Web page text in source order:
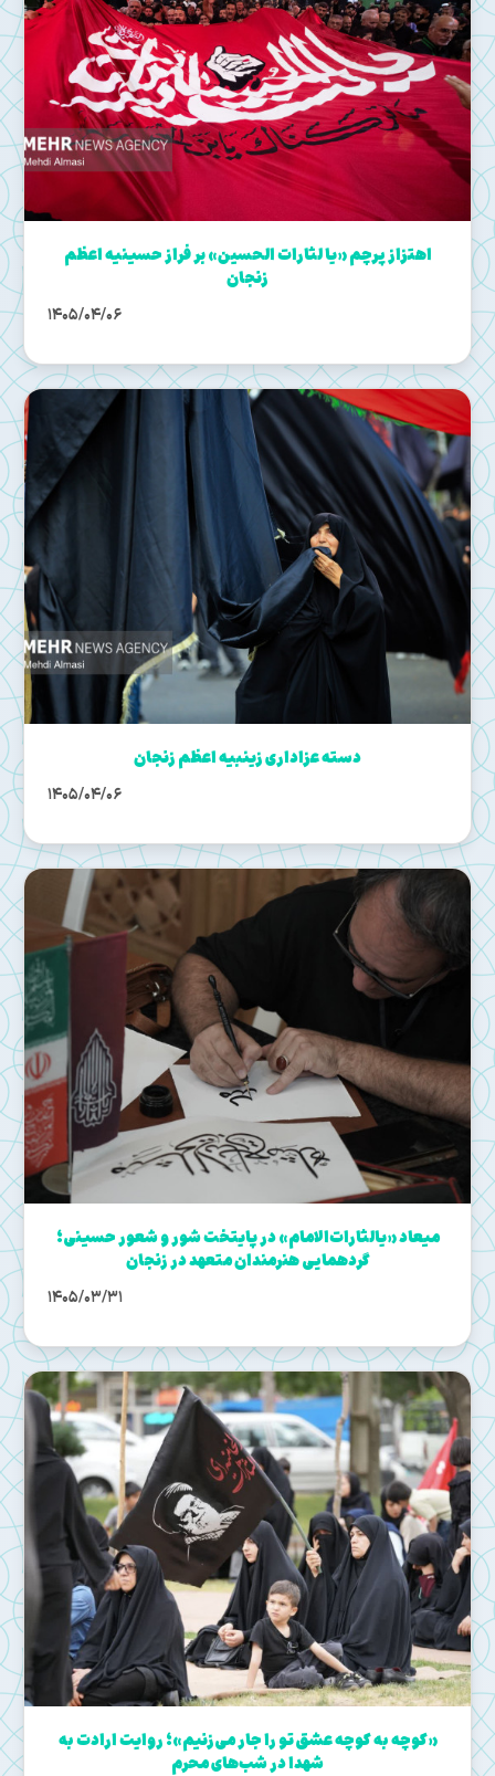
اهتزاز پرچم «یا لثارات الحسین» بر فراز حسینیه اعظم
زنجان
1405/04/06
دسته عزاداری زینبیه اعظم زنجان
1405/04/06
میعاد «یالثارات‌الامام» در پایتخت شور و شعور حسینی؛
گردهمایی هنرمندان متعهد در زنجان
1405/03/31
«کوچه به کوچه عشق تو را جار می‌زنیم»؛ روایت ارادت به
شهدا در شب‌های محرم